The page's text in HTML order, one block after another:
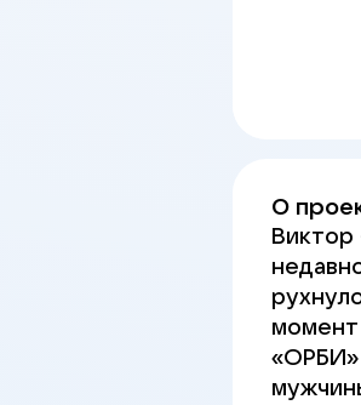
О
момент
«ОРБИ»